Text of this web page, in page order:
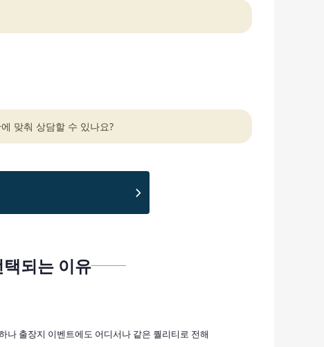
맞춰 상담할 수 있나요?
되는 이유
나 출장지 이벤트에도 어디서나 같은 퀄리티로 전해